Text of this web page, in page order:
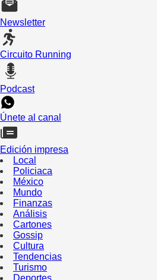
Newsletter
Circuito Running
Podcast
Únete al canal
Edición impresa
Local
Policiaca
México
Mundo
Finanzas
Análisis
Cartones
Gossip
Cultura
Tendencias
Turismo